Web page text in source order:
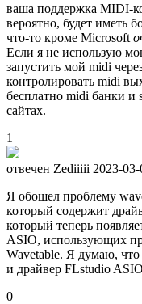
ваша поддержка MIDI-
вероятно, будет иметь
что-то кроме Microsoft
Если я не использую
запустить мой midi
контролировать midi
бесплатно midi банки и
сайтах.
1
отвечен Zediiiii 2023-
Я обошел проблему
который содержит
который теперь
ASIO, использующих
Wavetable. Я думаю,
и драйвер FLstudio
0